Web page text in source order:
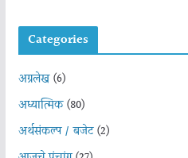
Categories
अग्रलेख(6)
अध्यात्मिक(80)
अर्थसंकल्प / बजेट(2)